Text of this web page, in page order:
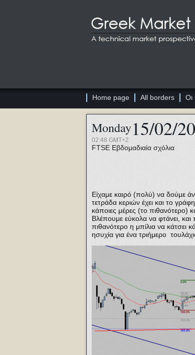
Home page All borders Οι
Monday15/02/
02:48 GMT+2
FTSE Εβδομαδιαία σχόλια
Είχαμε καιρό (πολύ) να δούμε
τετράδα κεριών έχει και το
κάποιες μέρες (το πιθανότερο)
Βλέπουμε εύκολα να φτάνει,
πιθανότερο η μπίλια να κάτσει
ησυχία για ένα τριήμερο